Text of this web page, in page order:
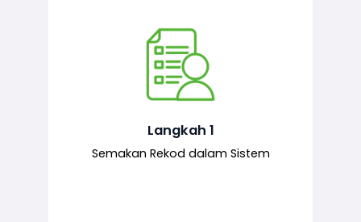
Langkah 1
Semakan Rekod dalam Sistem
Semakan ke atas sejarah permohonan
yang pernah dibuat oleh pemohon,